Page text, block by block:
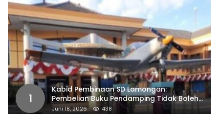
1
Kabid Pembinaan SD Lamongan:
Pembelian Buku Pendamping Tidak Boleh
Dipaksakan
Juni 18, 2026 438